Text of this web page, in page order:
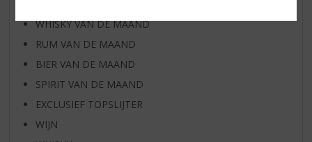
WHISKY VAN DE MAAND
RUM VAN DE MAAND
BIER VAN DE MAAND
SPIRIT VAN DE MAAND
EXCLUSIEF TOPSLIJTER
WIJN